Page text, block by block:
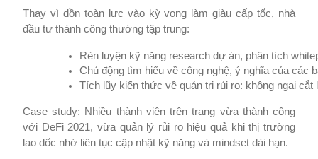
Thay vì dồn toàn lực vào kỳ vọng làm giàu cấp tốc, nhà
đầu tư thành công thường tập trung:
Rèn luyện kỹ năng research dự án, phân tích
Chủ động tìm hiểu về công nghệ, ý nghĩa của các
Tích lũy kiến thức về quản trị rủi ro: không ngại cắt
Case study: Nhiều thành viên trên trang vừa thành công
với DeFi 2021, vừa quản lý rủi ro hiệu quả khi thị trường
lao dốc nhờ liên tục cập nhật kỹ năng và mindset dài hạn.